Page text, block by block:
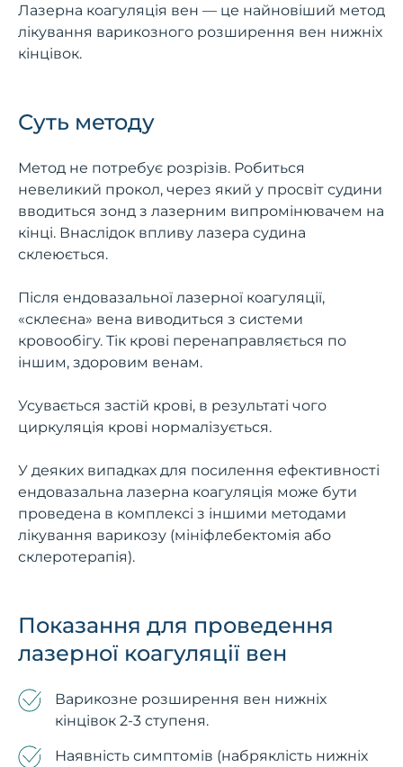
Лазерна коагуляція вен — це найновіший метод
лікування варикозного розширення вен нижніх
кінцівок.
Суть методу
Метод не потребує розрізів. Робиться
невеликий прокол, через який у просвіт судини
вводиться зонд з лазерним випромінювачем на
кінці. Внаслідок впливу лазера судина
склеюється.
Після ендовазальної лазерної коагуляції,
«склеєна» вена виводиться з системи
кровообігу. Тік крові перенаправляється по
іншим, здоровим венам.
Усувається застій крові, в результаті чого
циркуляція крові нормалізується.
У деяких випадках для посилення ефективності
ендовазальна лазерна коагуляція може бути
проведена в комплексі з іншими методами
лікування варикозу (мініфлебектомія або
склеротерапія).
Показання для проведення
лазерної коагуляції вен
Варикозне розширення вен нижніх
кінцівок 2-3 ступеня.
Наявність симптомів (набряклість нижніх